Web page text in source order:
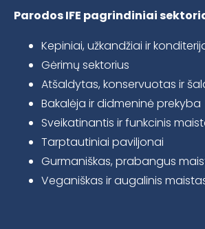
Parodos IFE pagrindiniai
Kepiniai, užkandžiai ir
Gėrimų sektorius
Atšaldytas, konservuotas ir
Bakalėja ir didmeninė prekyba
Sveikatinantis ir funkcinis
Tarptautiniai paviljonai
Gurmaniškas, prabangus
Veganiškas ir augalinis